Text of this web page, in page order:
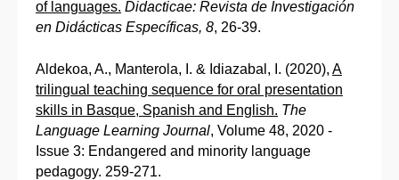
of languages. Didacticae: Revista de Investigación
en Didácticas Específicas, 8, 26-39.
Aldekoa, A., Manterola, I. & Idiazabal, I. (2020), A
trilingual teaching sequence for oral presentation
skills in Basque, Spanish and English. The
Language Learning Journal, Volume 48, 2020 -
Issue 3: Endangered and minority language
pedagogy. 259-271.